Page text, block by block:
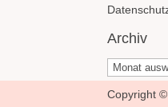
Archiv
Archiv
Copyright